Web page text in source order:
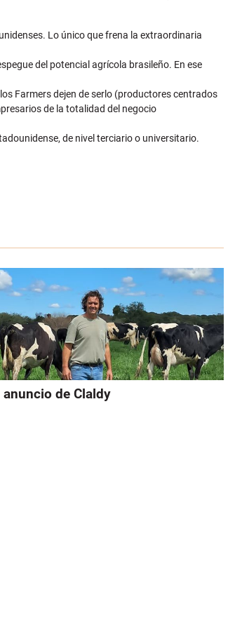
Lo único que frena la extraordinaria
del potencial agrícola brasileño. En ese
Farmers dejen de serlo (productores centrados
de la totalidad del negocio
de nivel terciario o universitario.
de Claldy